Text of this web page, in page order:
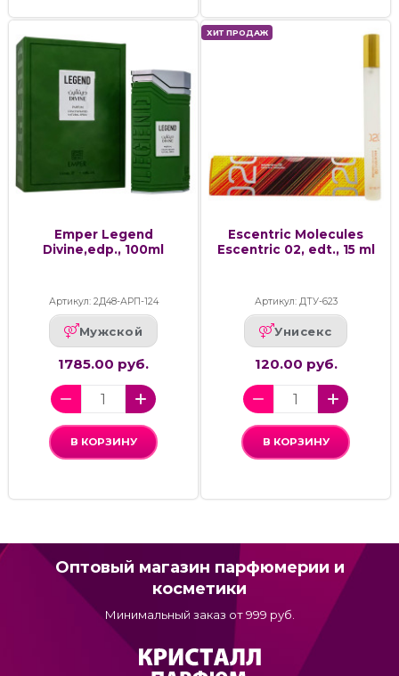
Emper Legend
Divine,edp., 100ml
Артикул: 2Д48-АРП-124
Мужской
1785.00 руб.
В КОРЗИНУ
ХИТ ПРОДАЖ
Escentric Molecules
Escentric 02, edt., 15 ml
Артикул: ДТУ-623
Унисекс
120.00 руб.
В КОРЗИНУ
Оптовый магазин парфюмерии и
косметики
Минимальный заказ от 999 руб.